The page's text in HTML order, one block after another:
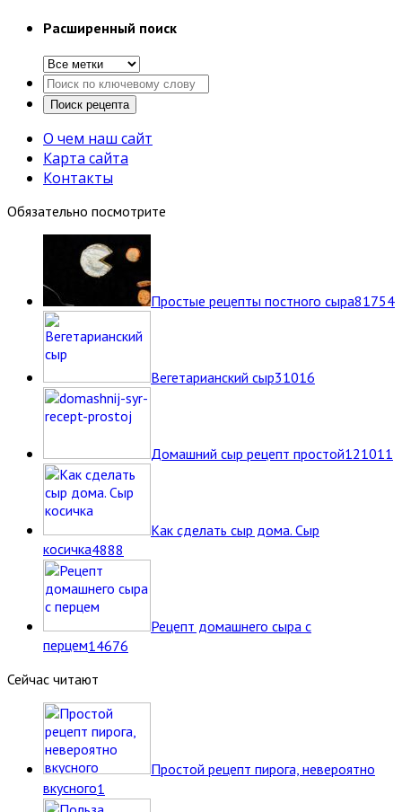
Расширенный поиск
О чем наш сайт
Карта сайта
Контакты
Обязательно посмотрите
Простые рецепты постного сыра81754
Вегетарианский сыр31016
Домашний сыр рецепт простой121011
Как сделать сыр дома. Сыр
косичка4888
Рецепт домашнего сыра с
перцем14676
Сейчас читают
Простой рецепт пирога, невероятно
вкусного1